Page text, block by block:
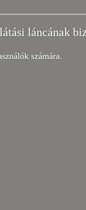
láncának
számára.